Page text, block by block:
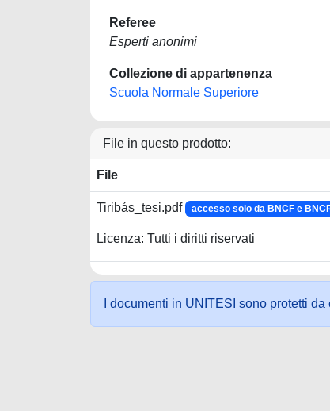
Referee
Esperti anonimi
Collezione di appartenenza
Scuola Normale Superiore
File in questo prodotto:
File
Tiribás_tesi.pdf accesso solo da BNCF e
Licenza: Tutti i diritti riservati
I documenti in UNITESI sono protetti